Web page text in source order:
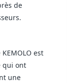
de
est
qui ont
une